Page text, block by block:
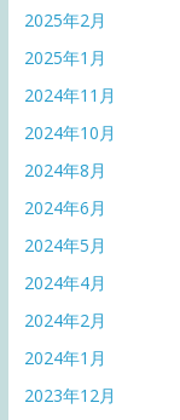
2025年2月
2025年1月
2024年11月
2024年10月
2024年8月
2024年6月
2024年5月
2024年4月
2024年2月
2024年1月
2023年12月